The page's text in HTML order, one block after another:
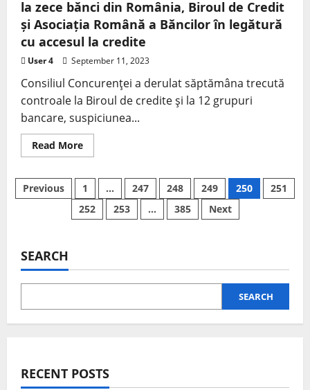
la zece bănci din România, Biroul de Credit
și Asociația Română a Băncilor în legătură
cu accesul la credite
User 4 September 11, 2023
Consiliul Concurenţei a derulat săptămâna trecută
controale la Biroul de credite şi la 12 grupuri
bancare, suspiciunea...
Read More
Previous 1 … 247 248 249 250
251
252
253 … 385 Next
SEARCH
SEARCH
RECENT POSTS